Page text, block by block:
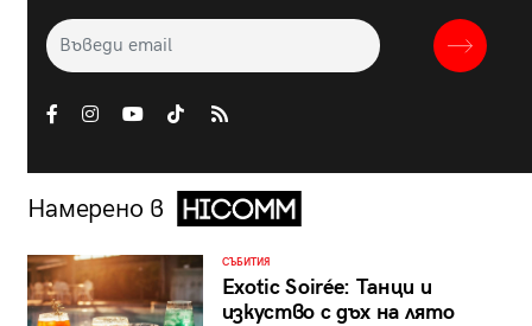
Намерено в
СЪБИТИЯ
Exotic Soirée: Танци и
изкуство с дъх на лято